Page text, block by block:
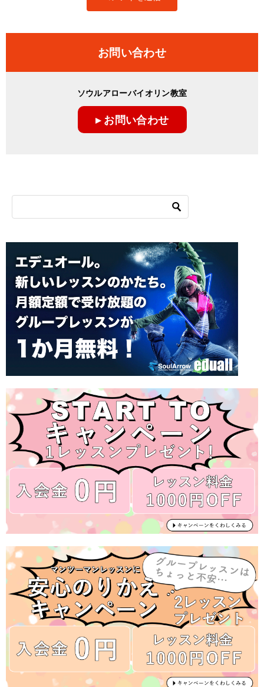
お問い合わせ
ソウルアローバイオリン教室
▸ お問い合わせ